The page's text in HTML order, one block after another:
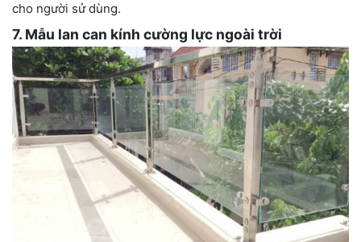
cho người sử dùng.
7. Mẫu lan can kính cường lực ngoài trời